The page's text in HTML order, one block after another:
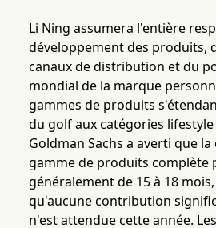
Li Ning assumera l'entière
développement des produits,
canaux de distribution et du
mondial de la marque
gammes de produits
du golf aux catégories
Goldman Sachs a averti que
gamme de produits complète
généralement de 15 à 18
qu'aucune contribution
n'est attendue cette année.